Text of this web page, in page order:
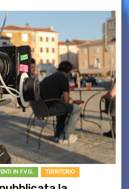
IN F.V.G. TERRITORIO